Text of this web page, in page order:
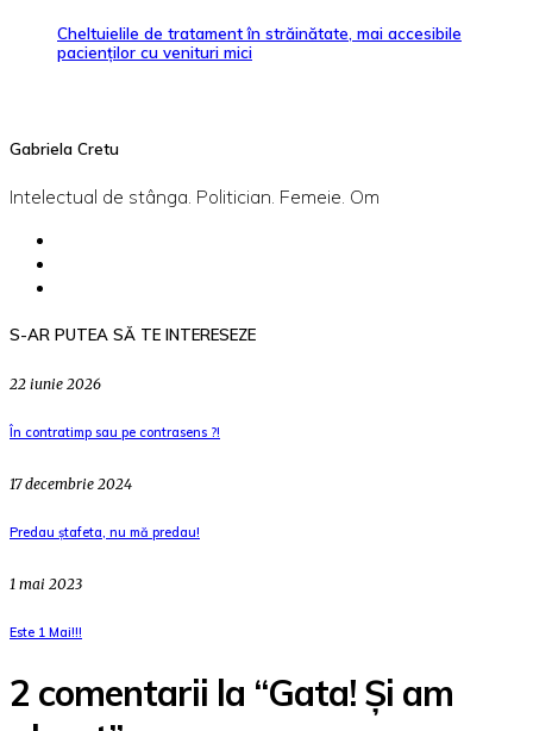
Cheltuielile de tratament în străinătate, mai accesibile
pacienţilor cu venituri mici
Gabriela Cretu
Intelectual de stânga. Politician. Femeie. Om
S-AR PUTEA SĂ TE INTERESEZE
22 iunie 2026
În contratimp sau pe contrasens ?!
17 decembrie 2024
Predau ștafeta, nu mă predau!
1 mai 2023
Este 1 Mai!!!
2 comentarii la “Gata! Și am